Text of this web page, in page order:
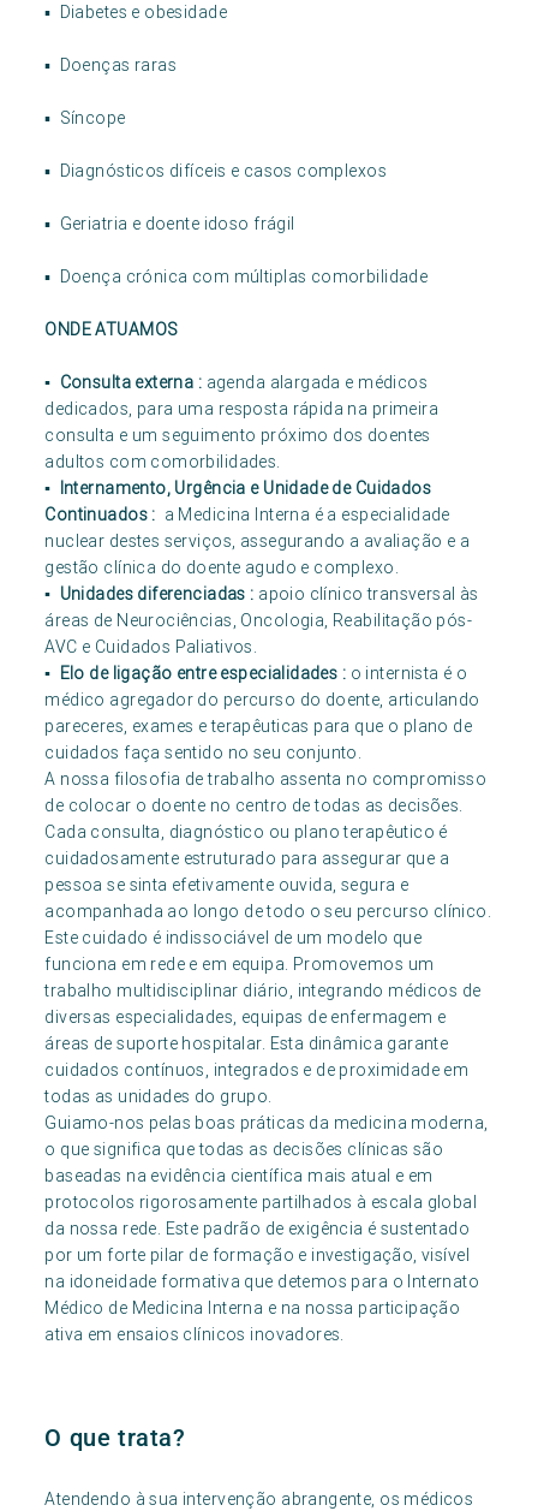
▪ Diabetes e obesidade
▪ Doenças raras
▪ Síncope
▪ Diagnósticos difíceis e casos complexos
▪ Geriatria e doente idoso frágil
▪ Doença crónica com múltiplas comorbilidade
ONDE ATUAMOS
▪ Consulta externa : agenda alargada e médicos
dedicados, para uma resposta rápida na primeira
consulta e um seguimento próximo dos doentes
adultos com comorbilidades.
▪ Internamento, Urgência e Unidade de Cuidados
Continuados : a Medicina Interna é a especialidade
nuclear destes serviços, assegurando a avaliação e a
gestão clínica do doente agudo e complexo.
▪ Unidades diferenciadas : apoio clínico transversal às
áreas de Neurociências, Oncologia, Reabilitação pós-
AVC e Cuidados Paliativos.
▪ Elo de ligação entre especialidades : o internista é o
médico agregador do percurso do doente, articulando
pareceres, exames e terapêuticas para que o plano de
cuidados faça sentido no seu conjunto.
A nossa filosofia de trabalho assenta no compromisso
de colocar o doente no centro de todas as decisões.
Cada consulta, diagnóstico ou plano terapêutico é
cuidadosamente estruturado para assegurar que a
pessoa se sinta efetivamente ouvida, segura e
acompanhada ao longo de todo o seu percurso clínico.
Este cuidado é indissociável de um modelo que
funciona em rede e em equipa. Promovemos um
trabalho multidisciplinar diário, integrando médicos de
diversas especialidades, equipas de enfermagem e
áreas de suporte hospitalar. Esta dinâmica garante
cuidados contínuos, integrados e de proximidade em
todas as unidades do grupo.
Guiamo-nos pelas boas práticas da medicina moderna,
o que significa que todas as decisões clínicas são
baseadas na evidência científica mais atual e em
protocolos rigorosamente partilhados à escala global
da nossa rede. Este padrão de exigência é sustentado
por um forte pilar de formação e investigação, visível
na idoneidade formativa que detemos para o Internato
Médico de Medicina Interna e na nossa participação
ativa em ensaios clínicos inovadores.
O que trata?
Atendendo à sua intervenção abrangente, os médicos